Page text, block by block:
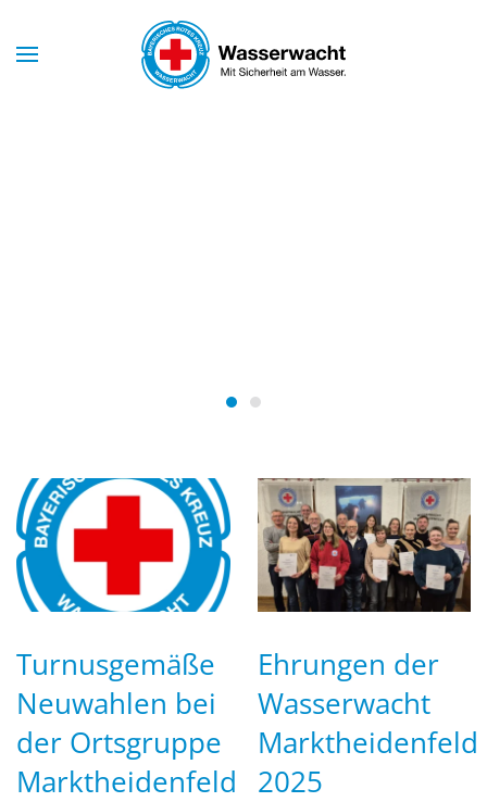
Skip to main content
Wasserwacht Bayern
Turnusgemäße
Neuwahlen bei
der Ortsgruppe
Marktheidenfeld
Ehrungen der
Wasserwacht
Marktheidenfeld
2025